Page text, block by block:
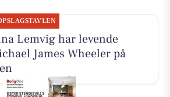
Lemvig har levende
James Wheeler på